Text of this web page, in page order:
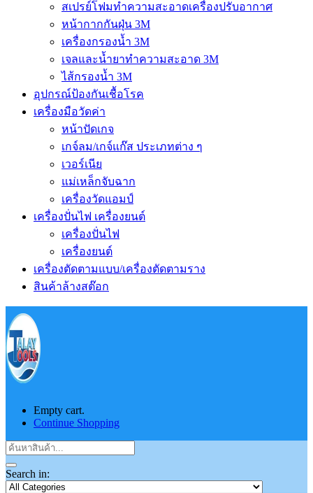
สเปรย์โฟมทำความสะอาดเครื่องปรับอากาศ
หน้ากากกันฝุ่น 3M
เครื่องกรองน้ำ 3M
เจลและน้ำยาทำความสะอาด 3M
ไส้กรองน้ำ 3M
อุปกรณ์ป้องกันเชื้อโรค
เครื่องมือวัดค่า
หน้าปัดเกจ
เกจ์ลม/เกจ์แก๊ส ประเภทต่าง ๆ
เวอร์เนีย
แม่เหล็กจับฉาก
เครื่องวัดแอมป์
เครื่องปั่นไฟ เครื่องยนต์
เครื่องปั่นไฟ
เครื่องยนต์
เครื่องตัดตามแบบ/เครื่องตัดตามราง
สินค้าล้างสต๊อก
Empty cart.
Continue Shopping
Search in: